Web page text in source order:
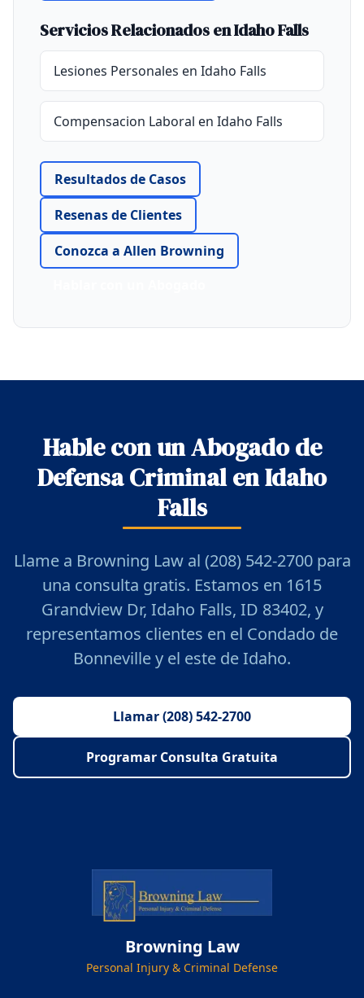
Servicios Relacionados en Idaho Falls
Lesiones Personales en Idaho Falls
Compensacion Laboral en Idaho Falls
Resultados de Casos
Resenas de Clientes
Conozca a Allen Browning
Hable con un Abogado de
Defensa Criminal en Idaho
Falls
Llame a Browning Law al (208) 542-2700 para
una consulta gratis. Estamos en 1615
Grandview Dr, Idaho Falls, ID 83402, y
representamos clientes en el Condado de
Bonneville y el este de Idaho.
Llamar (208) 542-2700
Programar Consulta Gratuita
Browning Law
Personal Injury & Criminal Defense